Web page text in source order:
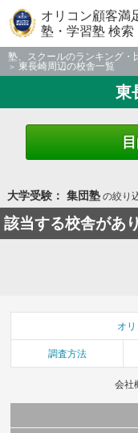
オリコン顧客満
塾・学習塾 検索
塾、スクールのランキング・
東長崎周辺の校舎一覧
東
大学受験： 集団塾の絞り
該当する校舎があ
オ
調査方法
会社